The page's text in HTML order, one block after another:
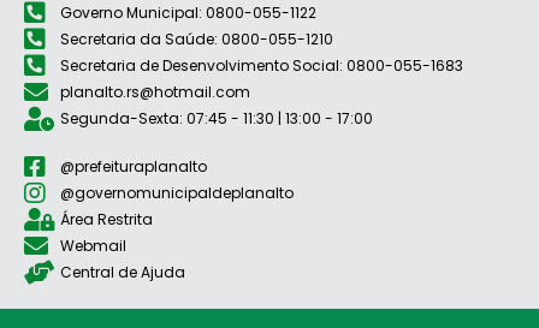
Governo Municipal: 0800-055-1122
Secretaria da Saúde: 0800-055-1210
Secretaria de Desenvolvimento Social: 0800-055-1683
planalto.rs@hotmail.com
Segunda-Sexta: 07:45 - 11:30 | 13:00 - 17:00
@prefeituraplanalto
@governomunicipaldeplanalto
Área Restrita
Webmail
Central de Ajuda